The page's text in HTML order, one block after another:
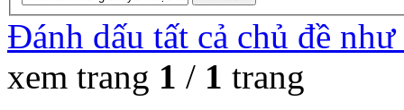
Đánh dấu tất cả chủ đề
xem trang 1 / 1 trang